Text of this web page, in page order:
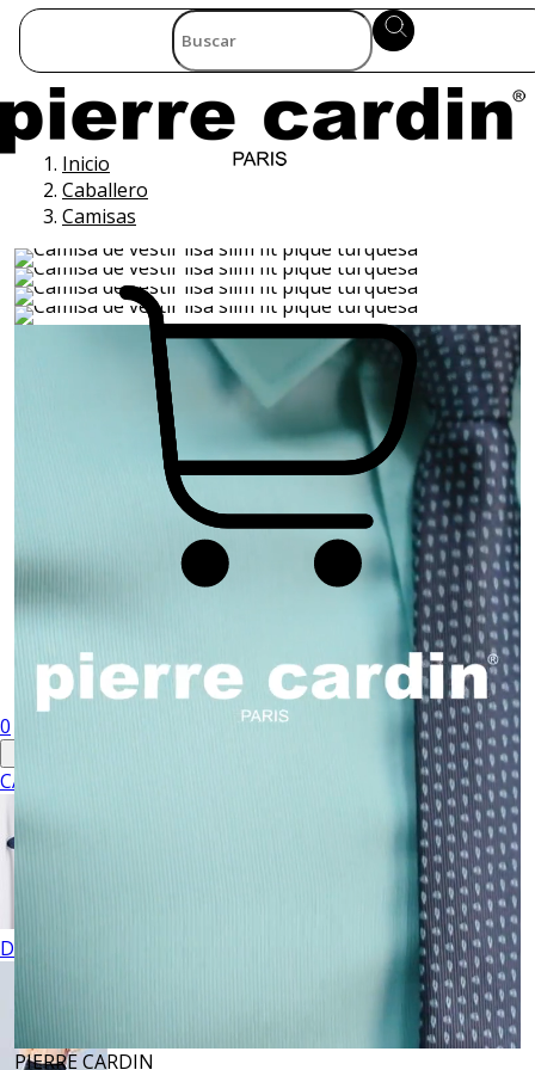
0
CABALLERO
DAMA
Inicio
Caballero
Camisas
PIERRE CARDIN